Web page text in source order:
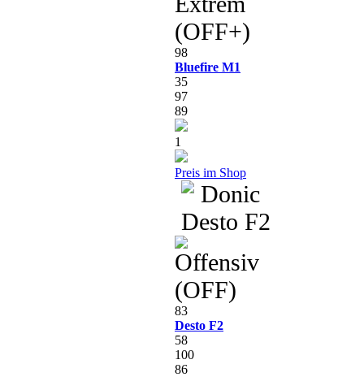
98
Bluefire M1
35
97
89
1
Preis im Shop
83
Desto F2
58
100
86